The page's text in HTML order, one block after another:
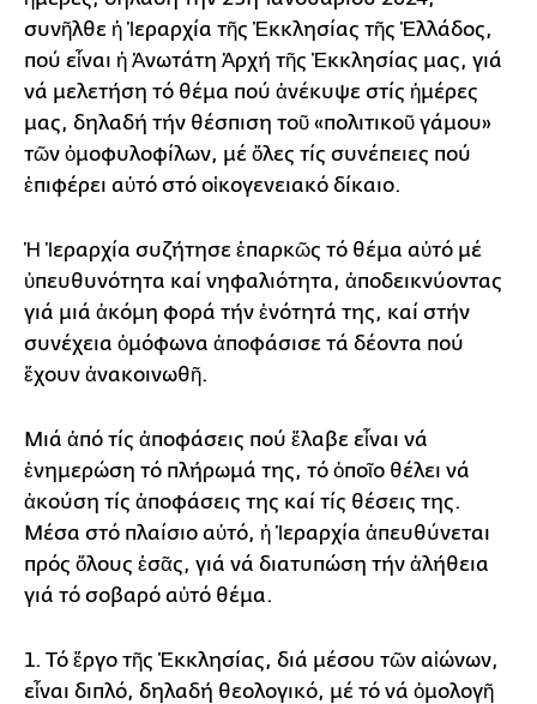
συνῆλθε ἡ Ἱεραρχία τῆς Ἐκκλησίας τῆς Ἑλλάδος,
πού εἶναι ἡ Ἀνωτάτη Ἀρχή τῆς Ἐκκλησίας μας, γιά
νά μελετήση τό θέμα πού ἀνέκυψε στίς ἡμέρες
μας, δηλαδή τήν θέσπιση τοῦ «πολιτικοῦ γάμου»
τῶν ὁμοφυλοφίλων, μέ ὅλες τίς συνέπειες πού
ἐπιφέρει αὐτό στό οἰκογενειακό δίκαιο.
Ἡ Ἱεραρχία συζήτησε ἐπαρκῶς τό θέμα αὐτό μέ
ὑπευθυνότητα καί νηφαλιότητα, ἀποδεικνύοντας
γιά μιά ἀκόμη φορά τήν ἑνότητά της, καί στήν
συνέχεια ὁμόφωνα ἀποφάσισε τά δέοντα πού
ἔχουν ἀνακοινωθῆ.
Μιά ἀπό τίς ἀποφάσεις πού ἔλαβε εἶναι νά
ἐνημερώση τό πλήρωμά της, τό ὁποῖο θέλει νά
ἀκούση τίς ἀποφάσεις της καί τίς θέσεις της.
Μέσα στό πλαίσιο αὐτό, ἡ Ἱεραρχία ἀπευθύνεται
πρός ὅλους ἐσᾶς, γιά νά διατυπώση τήν ἀλήθεια
γιά τό σοβαρό αὐτό θέμα.
1. Τό ἔργο τῆς Ἐκκλησίας, διά μέσου τῶν αἰώνων,
εἶναι διπλό, δηλαδή θεολογικό, μέ τό νά ὁμολογῆ